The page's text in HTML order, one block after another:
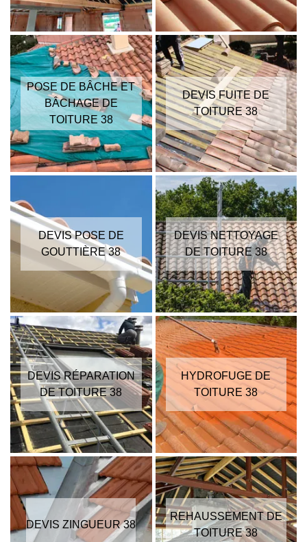
POSE DE BÂCHE ET
BÂCHAGE DE
TOITURE 38
DEVIS FUITE DE
TOITURE 38
DEVIS POSE DE
GOUTTIÈRE 38
DEVIS NETTOYAGE
DE TOITURE 38
DEVIS RÉPARATION
DE TOITURE 38
HYDROFUGE DE
TOITURE 38
DEVIS ZINGUEUR 38
REHAUSSEMENT DE
TOITURE 38